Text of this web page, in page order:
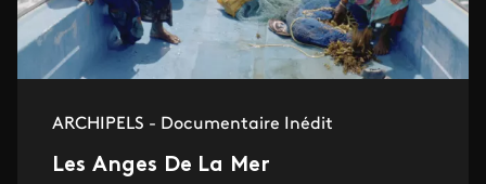
ARCHIPELS - Documentaire Inédit
Les Anges De La Mer